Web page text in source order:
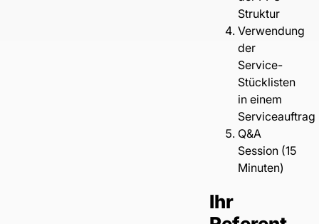
Struktur
Verwendung
der
Service-
Stücklisten
in einem
Serviceauftrag
Q&A
Session (15
Minuten)
Ihr